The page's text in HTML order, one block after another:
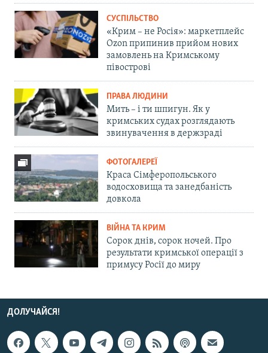
СУСПІЛЬСТВО
«Крим – не Росія»: маркетплейс
Ozon припинив прийом нових
замовлень на Кримському
півострові
ПРАВА ЛЮДИНИ
Мить – і ти шпигун. Як у
кримських судах розглядають
звинувачення в держзраді
ФОТОГАЛЕРЕЇ
Краса Сімферопольського
водосховища та занедбаність
довкола
ВІЙНА ТА КРИМ
Сорок днів, сорок ночей. Про
результати кримської операції з
примусу Росії до миру
ДОЛУЧАЙСЯ!